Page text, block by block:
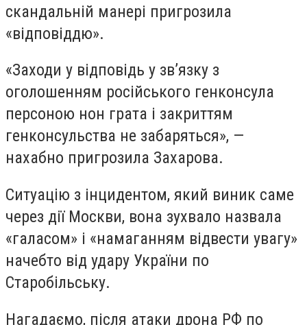
скандальній манері пригрозила
«відповіддю».
«Заходи у відповідь у зв’язку з
оголошенням російського генконсула
персоною нон грата і закриттям
генконсульства не забаряться», —
нахабно пригрозила Захарова.
Ситуацію з інцидентом, який виник саме
через дії Москви, вона зухвало назвала
«галасом» і «намаганням відвести увагу»
начебто від удару України по
Старобільську.
Нагадаємо, після атаки дрона РФ по